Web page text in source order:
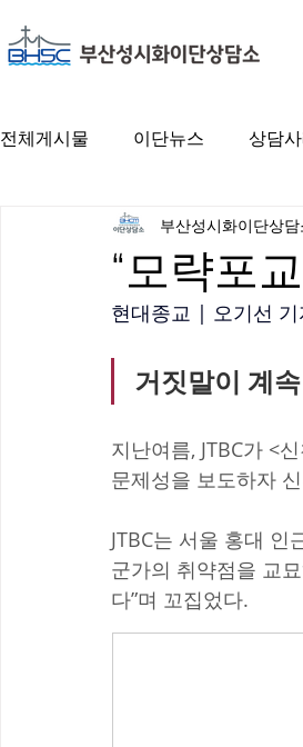
전체게시물 이단뉴스 상담
“모략포
부산성시화이단상담
현대종교 | 오기선 기
거짓말이 계
지난여름, JTBC가 <
문제성을 보도하자
JTBC는 서울 홍대
군가의 취약점을 교
다”며 꼬집었다.